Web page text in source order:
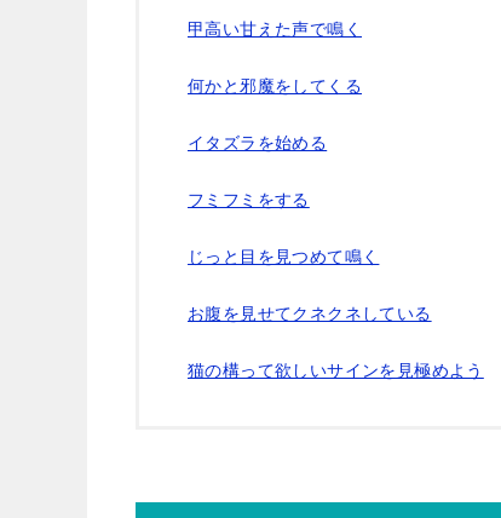
甲高い甘えた声で鳴く
何かと邪魔をしてくる
イタズラを始める
フミフミをする
じっと目を見つめて鳴く
お腹を見せてクネクネしている
猫の構って欲しいサインを見極めよう